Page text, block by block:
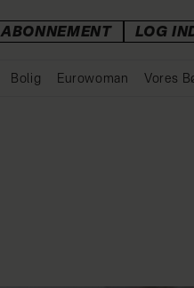
ABONNEMENT LOG
Bolig Eurowoman Vores